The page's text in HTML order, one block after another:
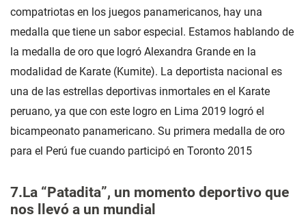
compatriotas en los juegos panamericanos, hay una
medalla que tiene un sabor especial. Estamos hablando de
la medalla de oro que logró Alexandra Grande en la
modalidad de Karate (Kumite). La deportista nacional es
una de las estrellas deportivas inmortales en el Karate
peruano, ya que con este logro en Lima 2019 logró el
bicampeonato panamericano. Su primera medalla de oro
para el Perú fue cuando participó en Toronto 2015
7.La “Patadita”, un momento deportivo que
nos llevó a un mundial